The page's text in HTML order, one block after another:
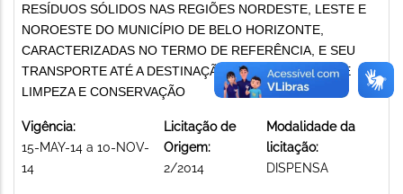
RESÍDUOS SÓLIDOS NAS REGIÕES NORDESTE, LESTE E
NOROESTE DO MUNICÍPIO DE BELO HORIZONTE,
CARACTERIZADAS NO TERMO DE REFERÊNCIA, E SEU
TRANSPORTE ATÉ A DESTINAÇÃO FINAL. SERVIÇO DE
LIMPEZA E CONSERVAÇÃO
Vigência:
15-MAY-14 a 10-NOV-
14
Licitação de
Origem:
2/2014
Modalidade da
licitação:
DISPENSA